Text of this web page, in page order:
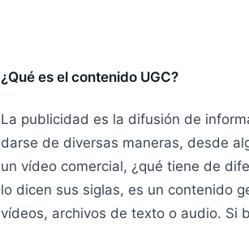
¿Qué es el contenido UGC?
La publicidad es la difusión de
darse de diversas maneras, desde
un vídeo comercial, ¿qué tiene de
lo dicen sus siglas, es un contenido
vídeos, archivos de texto o audio. Si